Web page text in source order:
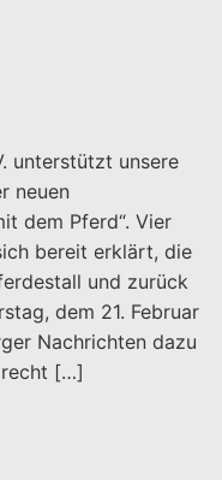
unterstützt unsere
neuen
dem Pferd“. Vier
bereit erklärt, die
und zurück
dem 21. Februar
Nachrichten dazu
recht […]